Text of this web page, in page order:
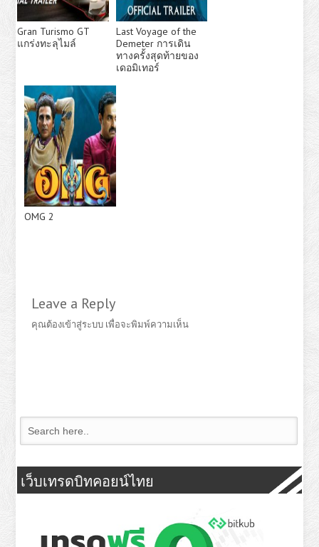
Gran Turismo GT
แกร่งทะลุไมล์
Last Voyage of the
Demeter การเดิน
ทางครั้งสุดท้ายของ
เดอมิเทอร์
OMG 2
Leave a Reply
คุณต้องเข้าสู่ระบบ เพื่อจะพิมพ์ความเห็น
เว็บเทรดบิทคอยน์ไทย